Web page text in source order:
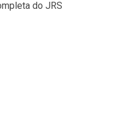
do JRS